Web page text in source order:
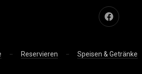
Neues
Reservieren Speisen & Getränke